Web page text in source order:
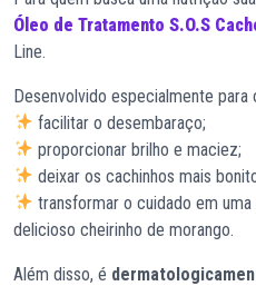
Óleo de Tratamento S.O.S
Line.
Desenvolvido especialmente para
facilitar o desembaraço;
proporcionar brilho e maciez;
deixar os cachinhos mais
transformar o cuidado em
delicioso cheirinho de morango.
Além disso, é